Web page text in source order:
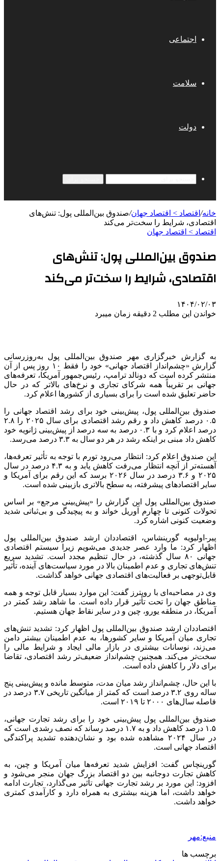
اجتماعی
سلامت
دولت
خانه/ اقتصاد > اقتصاد جهان/صندوق بین‌المللی پول: تنش‌های
اقتصادی، شرایط را سخت‌تر می‌کند
اقتصاد > اقتصاد جهان
صندوق بین‌المللی پول: تنش‌های
اقتصادی، شرایط را سخت‌تر می‌کند
۱۴۰۴/۰۲/۰۳
خواندن این مطلب 2 دقیقه زمان میبرد
به گزارش خبرگزاری مهر صندوق بین‌المللی پول به‌روزرسانی
گزارش «چشم‌انداز اقتصاد جهانی» خود را فقط ۱۰ روز پس از آن
منتشر کرده است که دونالد ترامپ، رئیس‌جمهور آمریکا، تعرفه‌های
جهانی بر تقریباً همه شرکای تجاری و نرخ‌های بالاتر که در حال
حاضر تعلیق شده است را برای بسیاری از کشورها اعلام کرد.
صندوق بین‌المللی پول، پیش‌بینی خود برای رشد اقتصاد جهانی را
۰.۵ درصد کاهش داد و رقم رشد اقتصادی برای سال ۲۰۲۵ را ۲.۸
درصد اعلام کرد و با ۰.۳ درصد به سه درصد از پیش‌بینی ژانویه خود
کاهش داد مبنی بر اینکه رشد در هر دو سال به ۳.۳ درصد می‌رسد.
این صندوق اعلام کرد: انتظار می‌رود تورم با توجه به تأثیر تعرفه‌ها،
آهسته‌تر از آنچه انتظار می‌رفت کاهش یابد و به ۴.۳ درصد در سال
۲۰۲۵ و ۳.۶ درصد در سال ۲۰۲۶ برسد که این رقم برای آمریکا و
سایر اقتصادهای پیشرفته، به سطح بالاتری بازبینی شده است.
صندوق بین‌المللی پول این گزارش را «پیش‌بینی مرجع» بر اساس
تحولات کنونی تا چهارم آوریل خواند و به پیچیدگی و بی‌ثباتی شدید
وضعیت کنونی اشاره کرد.
پیر-اولیویهگورینشاس، اقتصاددان ارشد صندوق بین‌المللی پول
اظهار کرد: ما وارد عصر جدیدی می‌شویم زیرا سیستم اقتصادی
جهانی ۸۰ سال گذشته، در حال تنظیم مجدد است. تشدید سریع
تنش‌های تجاری و عدم اطمینان بالا در مورد سیاست‌های آینده، تأثیر
قابل‌توجهی بر فعالیت‌های اقتصادی جهانی خواهد گذاشت.
وی در مصاحبه‌ای با رویترز گفت: این موارد بسیار قابل توجه و همه
مناطق جهان را تحت تأثیر قرار داده است. ما شاهد رشد کمتر در
آمریکا، در منطقه یورو، چین و در سایر نقاط جهان هستیم.
اقتصاددان ارشد صندوق بین‌المللی پول اظهار کرد: تشدید تنش‌های
تجاری میان آمریکا و سایر کشورها، به عدم اطمینان بیشتر دامن
می‌زند، نوسانات بیشتری در بازار مالی ایجاد و شرایط مالی را
سخت‌تر می‌کند. همچنین چشم‌انداز ضعیف‌تر رشد اقتصادی، تقاضا
برای دلار را کاهش داده است.
با این حال، چشم‌انداز رشد میان مدت، متوسط مانده و پیش‌بینی پنج
ساله روی ۳.۲ درصد است که کمتر از میانگین تاریخی ۳.۷ درصد در
فاصله سال‌های ۲۰۰۰ تا ۲۰۱۹ است.
صندوق بین‌المللی پول پیش‌بینی خود را برای رشد تجارت جهانی،
۱.۵ درصد کاهش داد و به ۱.۷ درصد رساند که نصف رشدی است که
در سال ۲۰۲۴ مشاهده شده بود و نشان‌دهنده تشدید پراکندگی
اقتصاد جهانی است.
گورینچاس گفت: افزایش شدید تعرفه‌ها میان آمریکا و چین، به
کاهش تجارت دوجانبه بین دو اقتصاد بزرگ جهان منجر می‌شود و
افزود: این مورد بر رشد تجارت جهانی تأثیر می‌گذارد، تجارت ادامه
خواهد داشت، اما هزینه بیشتری به همراه دارد و کارآمدی کمتری
خواهد داشت.
منبع:مهر
برچسب ها